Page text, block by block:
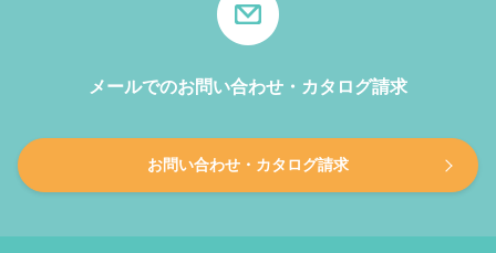
メールでのお問い合わせ・カタログ請求
お問い合わせ・カタログ請求